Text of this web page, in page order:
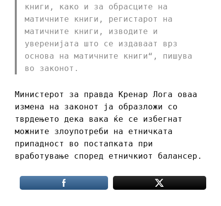
книги, како и за обрасците на
матичните книги, регистарот на
матичните книги, изводите и
уверенијата што се издаваат врз
основа на матичните книги“, пишува
во законот.
Министерот за правда Кренар Лога оваа
измена на законот ја образложи со
тврдењето дека вака ќе се избегнат
можните злоупотреби на етничката
припадност во постапката при
вработување според етничкиот балансер.